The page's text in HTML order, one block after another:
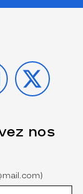
X
nos